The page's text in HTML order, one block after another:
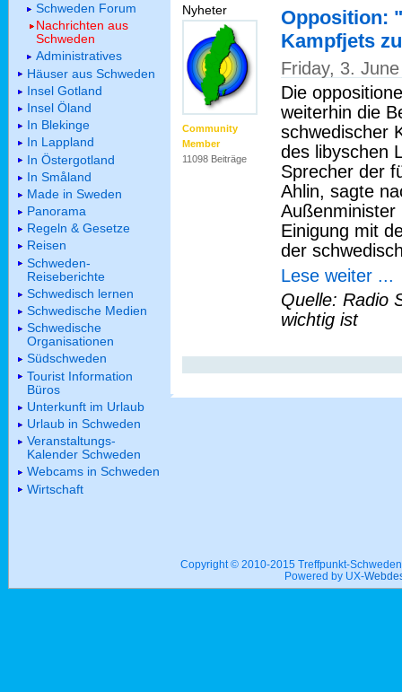
Nyheter
Community
Member
11098 Beiträge
Opposition:
Kampfjets
Friday, 3.
Die
weiterhin die
schwedischer
des libyschen
Sprecher der
Ahlin, sagte
Außenminister
Einigung mit
der
Lese weiter ...
Quelle: Radio
wichtig ist
Schweden Forum
Nachrichten aus
Schweden
Administratives
Häuser aus Schweden
Insel Gotland
Insel Öland
In Blekinge
In Lappland
In Östergotland
In Småland
Made in Sweden
Panorama
Regeln & Gesetze
Reisen
Schweden-
Reiseberichte
Schwedisch lernen
Schwedische Medien
Schwedische
Organisationen
Südschweden
Tourist Information
Büros
Unterkunft im Urlaub
Urlaub in Schweden
Veranstaltungs-
Kalender Schweden
Webcams in Schweden
Wirtschaft
Copyright © 2010-2015 Treffpunkt-
Powered by UX-